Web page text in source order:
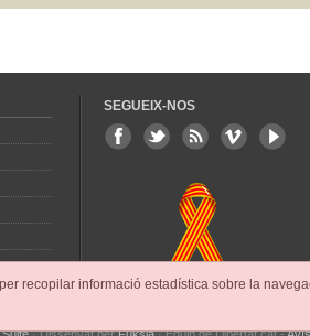
recopilar informació estadística sobre la
SEGUEIX-NOS